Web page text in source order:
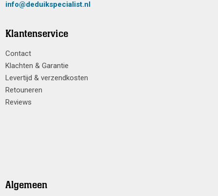
info@deduikspecialist.nl
Klantenservice
Contact
Klachten & Garantie
Levertijd & verzendkosten
Retouneren
Reviews
Algemeen